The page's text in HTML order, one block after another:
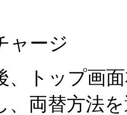
ャージ
、トップ画
、両替方法